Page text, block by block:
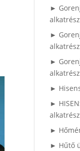
►
►
►
►
►
►
► Hűtő